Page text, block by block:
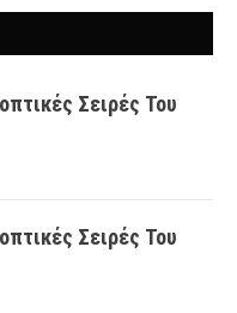
Σειρές Του
Σειρές Του